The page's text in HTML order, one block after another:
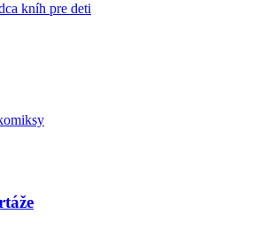
kníh pre deti